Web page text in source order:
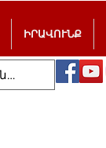
ԻՐԱՎՈՒՆՔ